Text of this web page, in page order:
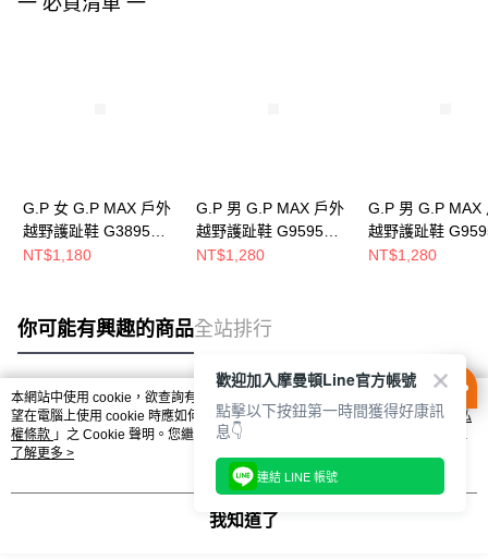
G.P 女 G.P MAX 戶外
越野護趾鞋 G3895W-
35
NT$1,180
G.P 男 G.P MAX 戶外
越野護趾鞋 G9595M-
30
NT$1,280
G.P 男 G.P MAX
越野護趾鞋
10
NT$1,280
你可能有興趣的商品全站排行
熱門標籤
本網站中使用 cookie，欲查詢有關本網站使用 cookie 方式之詳情，及若您不希
望在電腦上使用 cookie 時應如何變更電腦的 cookie 設定，請參閱本網站「
隱私
權條款 」之 Cookie 聲明。您繼續使用本網站即表示您同意本公司得按本網站使
用條款之 Cookie 聲明使用 cookie。
了解更多 >
我知道了
歡迎加入摩曼頓Line官方帳號
點擊以下按鈕第一時間獲得好康訊
息👇
連結 LINE 帳號